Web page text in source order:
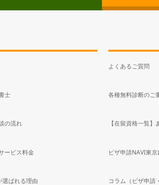
士
の流れ
ービス料金
ばれる理由
よくあるご質問
各種無料診断のご
【在留資格一覧
ビザ申請NAVI東
コラム（ビザ申請